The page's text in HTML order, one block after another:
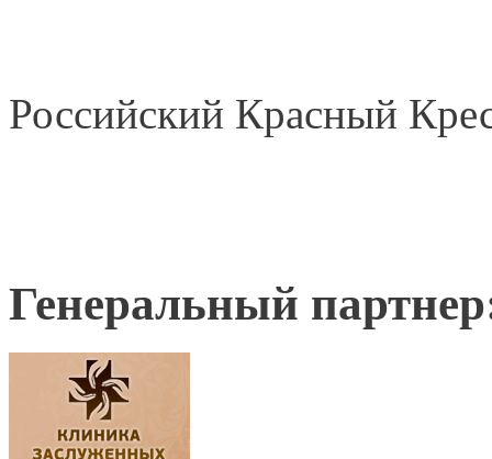
Российский Красный
Генеральный